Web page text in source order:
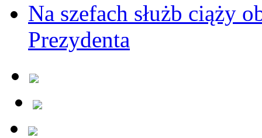
Na szefach służb ciąży
Prezydenta